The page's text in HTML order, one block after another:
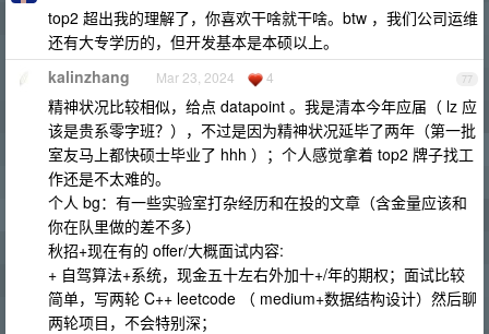
top2 超出我的理解了，你喜欢干啥就干啥。btw ，我们公司运维
还有大专学历的，但开发基本是本硕以上。
77
kalinzhang Mar 23, 2024 4
精神状况比较相似，给点 datapoint 。我是清本今年应届（ lz 应
该是贵系零字班？），不过是因为精神状况延毕了两年（第一批
室友马上都快硕士毕业了 hhh ）；个人感觉拿着 top2 牌子找工
作还是不太难的。
个人 bg：有一些实验室打杂经历和在投的文章（含金量应该和
你在队里做的差不多）
秋招+现在有的 offer/大概面试内容:
+ 自驾算法+系统，现金五十左右外加十+/年的期权；面试比较
简单，写两轮 C++ leetcode （ medium+数据结构设计）然后聊
两轮项目，不会特别深；